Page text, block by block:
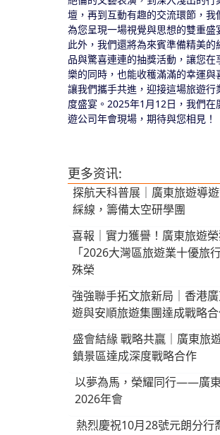
壇，再到互動有趣的交流環節，我
為您呈現一場視覺與思想的雙重盛
此外，我們還將為來賓準備精美的
品與驚喜連連的抽獎活動，讓您在
樂的同時，也能收穫滿滿的幸運與
讓我們攜手共進，迎接這場旅遊行
度盛宴。2025年1月12日，我們在
遊公司年會現場，期待與您相見！
更多资讯:
探航天科普展｜廣東旅遊導
綵線，籌備太空研學團
喜報｜實力獲譽！廣東旅遊
「2026大灣區旅遊業十優旅行
殊榮
強強聯手拓文旅新局｜香港
遊與安順旅遊集團達成戰略
盛會結緣 戰略共贏｜廣東旅
鎮景區達成深度戰略合作
以夢為馬，榮耀同行——廣
2026年會
熱烈慶祝10月28號元朗分行